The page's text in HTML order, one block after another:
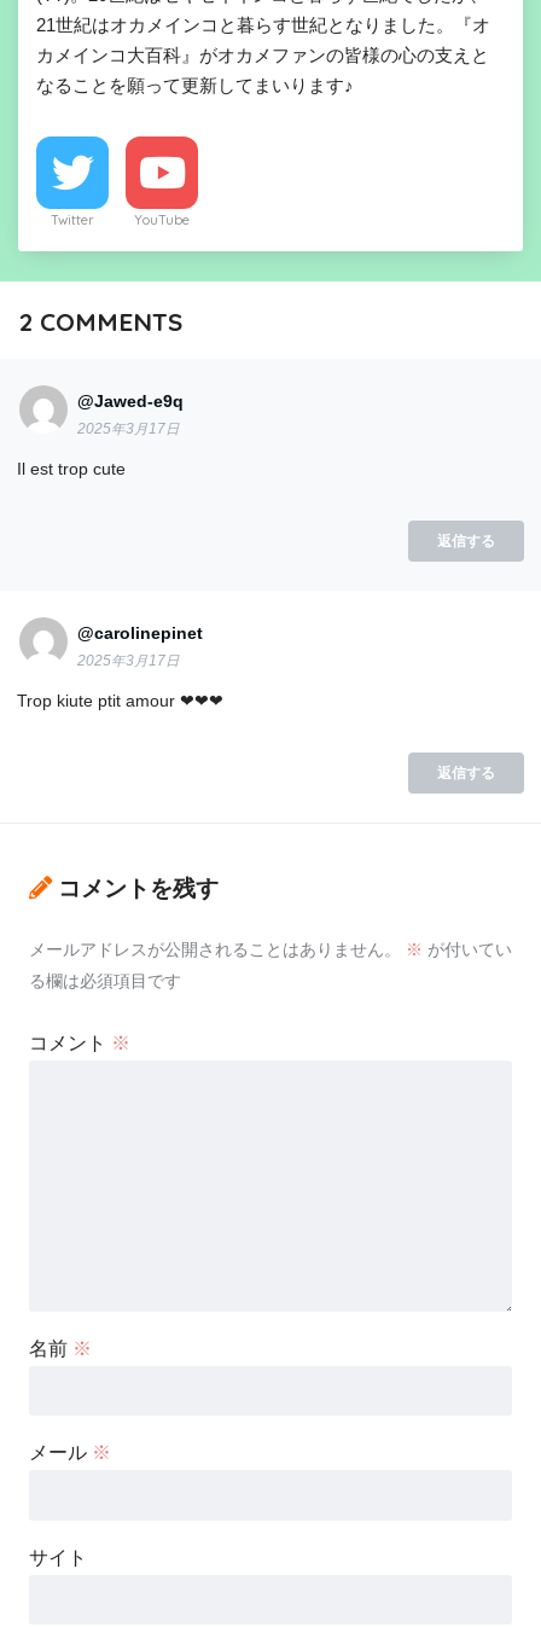
21世紀はオカメインコと暮らす世紀となりました。『オ
カメインコ大百科』がオカメファンの皆様の心の支えと
なることを願って更新してまいります♪
Twitter YouTube
2 COMMENTS
@Jawed-e9q
2025年3月17日
Il est trop cute
返信する
@carolinepinet
2025年3月17日
Trop kiute ptit amour ❤❤❤
返信する
コメントを残す
メールアドレスが公開されることはありません。 ※ が付いてい
る欄は必須項目です
コメント ※
名前 ※
メール ※
サイト